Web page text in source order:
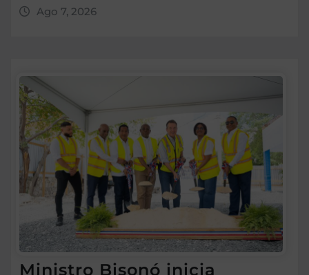
Ago 7, 2026
Ministro Bisonó inicia